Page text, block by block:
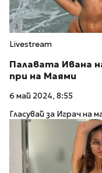
Livestream
Палавата Ивана
при на Маями
6 май 2024, 8:55
Гласувай за Играч на